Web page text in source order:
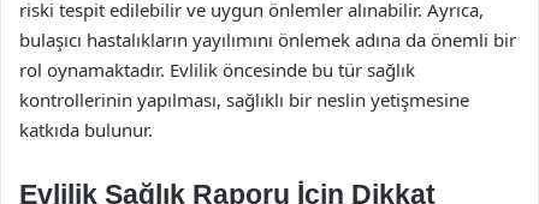
riski tespit edilebilir ve uygun önlemler alınabilir. Ayrıca,
bulaşıcı hastalıkların yayılımını önlemek adına da önemli bir
rol oynamaktadır. Evlilik öncesinde bu tür sağlık
kontrollerinin yapılması, sağlıklı bir neslin yetişmesine
katkıda bulunur.
Evlilik Sağlık Raporu İçin Dikkat